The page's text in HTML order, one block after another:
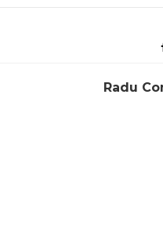
Radu